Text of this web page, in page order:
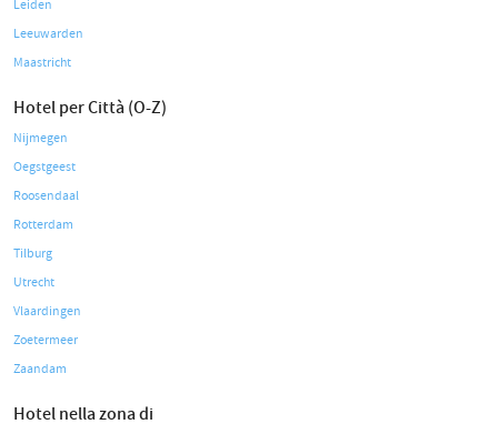
Leiden
Leeuwarden
Maastricht
Hotel per Città (O-Z)
Nijmegen
Oegstgeest
Roosendaal
Rotterdam
Tilburg
Utrecht
Vlaardingen
Zoetermeer
Zaandam
Hotel nella zona di